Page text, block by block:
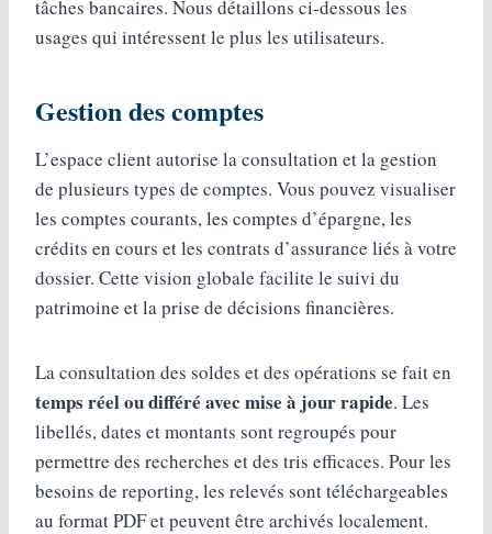
tâches bancaires. Nous détaillons ci-dessous les
usages qui intéressent le plus les utilisateurs.
Gestion des comptes
L’espace client autorise la consultation et la gestion
de plusieurs types de comptes. Vous pouvez visualiser
les comptes courants, les comptes d’épargne, les
crédits en cours et les contrats d’assurance liés à votre
dossier. Cette vision globale facilite le suivi du
patrimoine et la prise de décisions financières.
La consultation des soldes et des opérations se fait en
temps réel ou différé avec mise à jour rapide. Les
libellés, dates et montants sont regroupés pour
permettre des recherches et des tris efficaces. Pour les
besoins de reporting, les relevés sont téléchargeables
au format PDF et peuvent être archivés localement.